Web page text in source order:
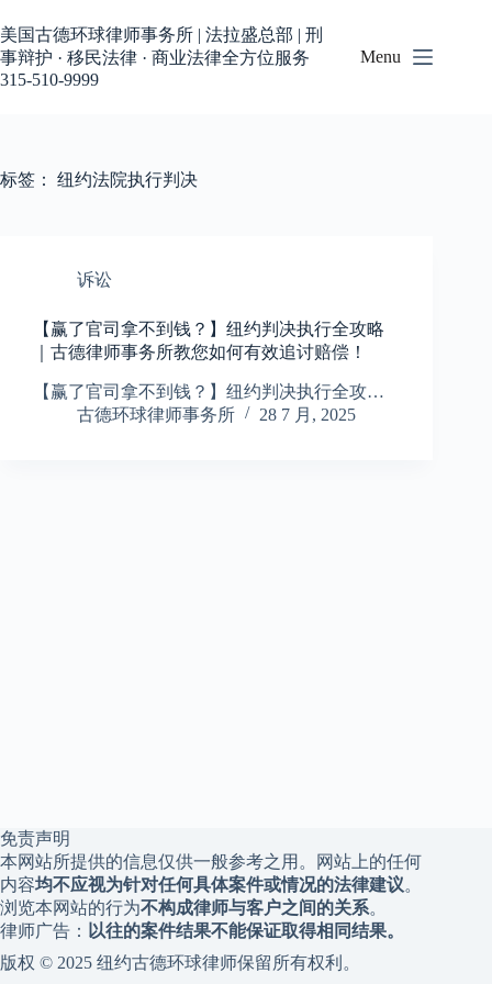
过
内
容
美国古德环球律师事务所 | 法拉盛总部 | 刑
事辩护 · 移民法律 · 商业法律全方位服务
315-510-9999
Menu
标签： 纽约法院执行判决
诉讼
【赢了官司拿不到钱？】纽约判决执行全攻略
｜古德律师事务所教您如何有效追讨赔偿！
【赢了官司拿不到钱？】纽约判决执行全攻…
古德环球律师事务所
28 7 月, 2025
免责声明
本网站所提供的信息仅供一般参考之用。网站上的任何
内容均不应视为针对任何具体案件或情况的法律建议。
浏览本网站的行为不构成律师与客户之间的关系。
律师广告： 以往的案件结果不能保证取得相同结果。
版权 © 2025 纽约古德环球律师保留所有权利。